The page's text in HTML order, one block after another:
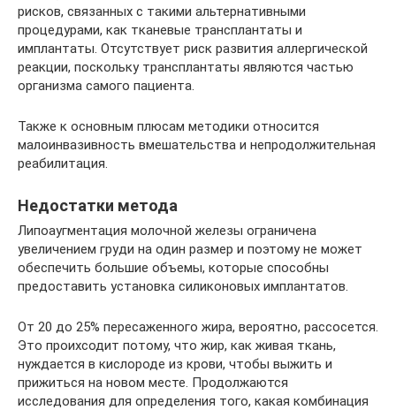
рисков, связанных с такими альтернативными
процедурами, как тканевые трансплантаты и
имплантаты. Отсутствует риск развития аллергической
реакции, поскольку трансплантаты являются частью
организма самого пациента.
Также к основным плюсам методики относится
малоинвазивность вмешательства и непродолжительная
реабилитация.
Недостатки метода
Липоаугментация молочной железы ограничена
увеличением груди на один размер и поэтому не может
обеспечить большие объемы, которые способны
предоставить установка силиконовых имплантатов.
От 20 до 25% пересаженного жира, вероятно, рассосется.
Это проихсодит потому, что жир, как живая ткань,
нуждается в кислороде из крови, чтобы выжить и
прижиться на новом месте. Продолжаются
исследования для определения того, какая комбинация